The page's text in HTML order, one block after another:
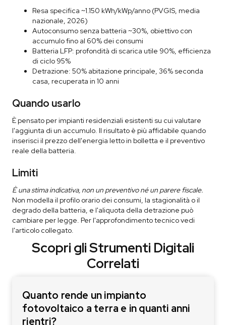
Resa specifica ~1.150 kWh/kWp/anno (PVGIS, media
nazionale, 2026)
Autoconsumo senza batteria ~30%, obiettivo con
accumulo fino al 60% dei consumi
Batteria LFP: profondità di scarica utile 90%, efficienza
di ciclo 95%
Detrazione: 50% abitazione principale, 36% seconda
casa, recuperata in 10 anni
Quando usarlo
È pensato per impianti residenziali esistenti su cui valutare
l'aggiunta di un accumulo. Il risultato è più affidabile quando
inserisci il prezzo dell'energia letto in bolletta e il preventivo
reale della batteria.
Limiti
È una stima indicativa, non un preventivo né un parere fiscale.
Non modella il profilo orario dei consumi, la stagionalità o il
degrado della batteria, e l'aliquota della detrazione può
cambiare per legge. Per l'approfondimento tecnico vedi
l'articolo collegato.
Scopri gli Strumenti Digitali
Correlati
Quanto rende un impianto
fotovoltaico a terra e in quanti anni
rientri?